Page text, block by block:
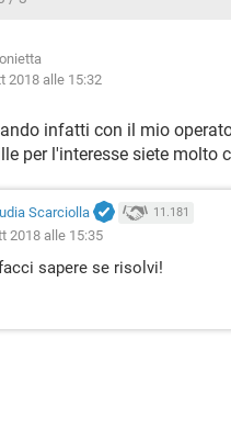
2018 alle 15:32
infatti con il mio
per l'interesse siete molto
Scarciolla 11.181
2018 alle 15:35
sapere se risolvi!